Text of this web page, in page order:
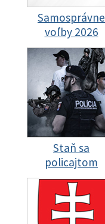
Samosprávne
voľby 2026
Staň sa
policajtom